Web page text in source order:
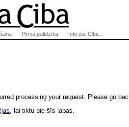
processing your request. Please go
, lai tiktu pie šīs lapas.
Pirmā palīdzība Info par Cibu...